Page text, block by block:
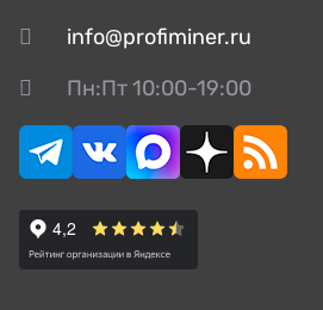
info@profiminer.ru
Пн:Пт 10:00-19:00